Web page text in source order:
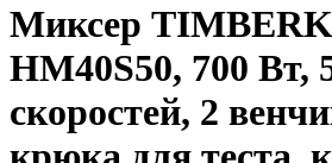
Миксер
HM40S50, 700 Вт,
скоростей, 2